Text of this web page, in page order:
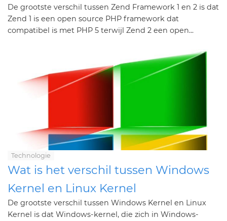
De grootste verschil tussen Zend Framework 1 en 2 is dat
Zend 1 is een open source PHP framework dat
compatibel is met PHP 5 terwijl Zend 2 een open...
Technologie
Wat is het verschil tussen Windows
Kernel en Linux Kernel
De grootste verschil tussen Windows Kernel en Linux
Kernel is dat Windows-kernel, die zich in Windows-